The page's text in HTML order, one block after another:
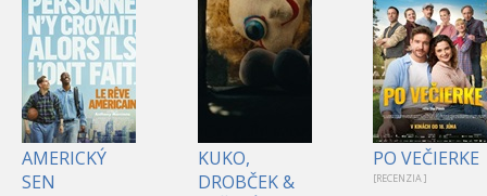
AMERICKÝ
SEN
KUKO,
DROBČEK &
PO VEČIERKE
[RECENZIA ]